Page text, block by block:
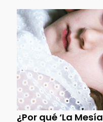
¿Por qué ‘La